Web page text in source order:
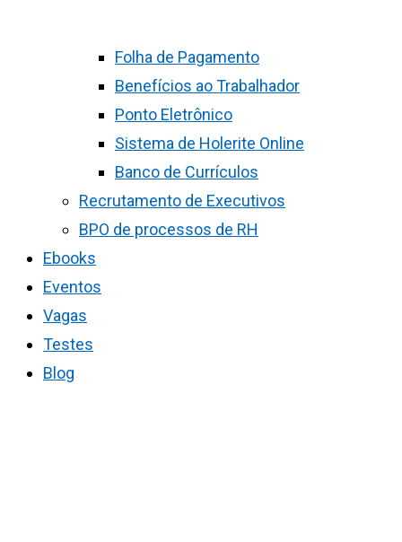
Folha de Pagamento
Benefícios ao Trabalhador
Ponto Eletrônico
Sistema de Holerite Online
Banco de Currículos
Recrutamento de Executivos
BPO de processos de RH
Ebooks
Eventos
Vagas
Testes
Blog